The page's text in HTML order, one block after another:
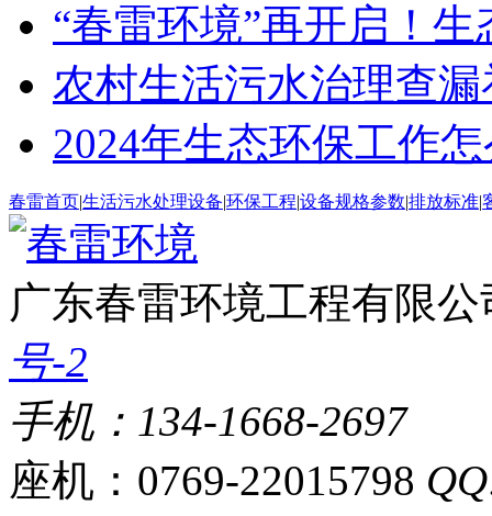
“春雷环境”再开启！
农村生活污水治理查
2024年生态环保工作
春雷首页|生活污水处理设备|环保工程|设备规格参数|排放标准|
广东春雷环境工程有限
号-2
手机：134-1668-2697
座机：0769-22015798